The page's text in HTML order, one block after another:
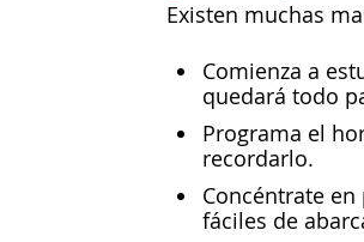
Existen muchas
Comienza a
quedará todo
Programa el
recordarlo.
Concéntrate
fáciles de